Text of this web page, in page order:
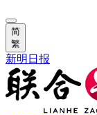
简
繁
新明日报